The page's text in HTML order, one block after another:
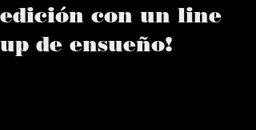
edición con un line
up de ensueño!